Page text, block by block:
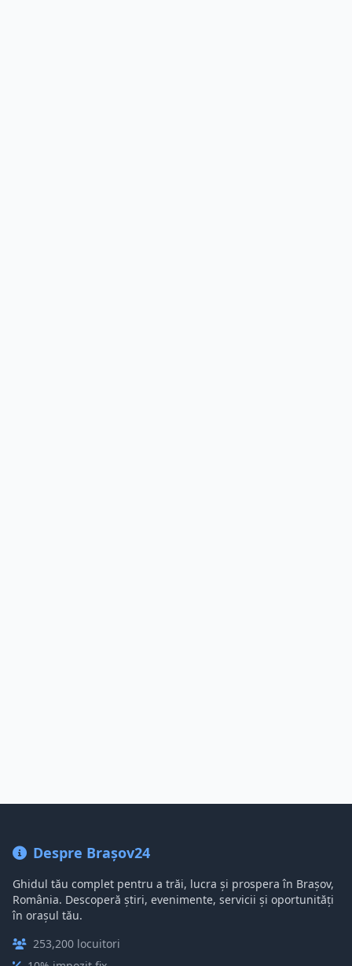
Despre Brașov24
Ghidul tău complet pentru a trăi, lucra și prospera în Brașov,
România. Descoperă știri, evenimente, servicii și oportunități
în orașul tău.
253,200 locuitori